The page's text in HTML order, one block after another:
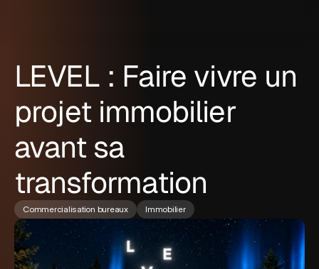
LEVEL : Faire vivre un
projet immobilier
avant sa
transformation
Commercialisation bureaux Immobilier